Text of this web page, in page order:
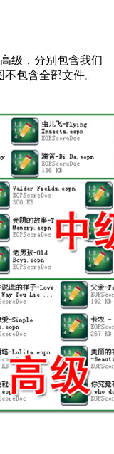
级，分别包含我们
包含全部文件。